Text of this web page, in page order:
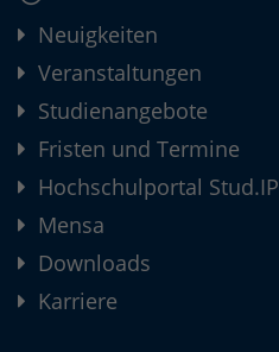
Neuigkeiten
Veranstaltungen
Studienangebote
Fristen und Termine
Hochschulportal Stud.IP
Mensa
Downloads
Karriere